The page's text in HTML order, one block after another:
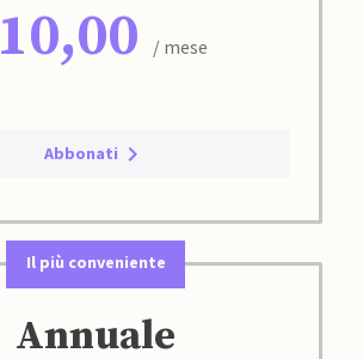
10,00 / mese
Abbonati
Il più conveniente
Annuale